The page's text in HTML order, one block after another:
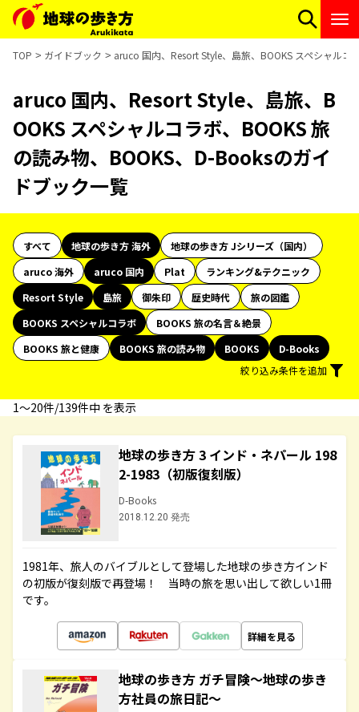
TOP ガイドブック aruco 国内、Resort Style、島旅、BOOKS スペシャル
aruco 国内、Resort Style、島旅、B
OOKS スペシャルコラボ、BOOKS 旅
の読み物、BOOKS、D-Booksのガイ
ドブック一覧
すべて 地球の歩き方 海外
地球の歩き方 Jシリーズ（国内）
aruco 海外
aruco 国内 Plat
ランキング&テクニック
Resort Style
島旅 御朱印 歴史時代
旅の図鑑
BOOKS スペシャルコラボ
BOOKS 旅の名言＆絶景
BOOKS 旅と健康
BOOKS 旅の読み物 BOOKS
D-Books
絞り込み条件を追加
1〜20件/139件中 を表示
地球の歩き方 3 インド・ネパール 198
2-1983（初版復刻版）
D-Books
2018.12.20 発売
1981年、旅人のバイブルとして登場した地球の歩き方インド
の初版が復刻版で再登場！ 当時の旅を思い出して欲しい1冊
です。
詳細を見る
地球の歩き方 ガチ冒険～地球の歩き
方社員の旅日記～